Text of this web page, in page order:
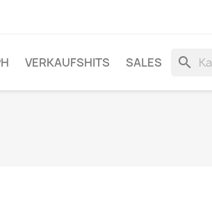
VERKAUFSHITS SALES search